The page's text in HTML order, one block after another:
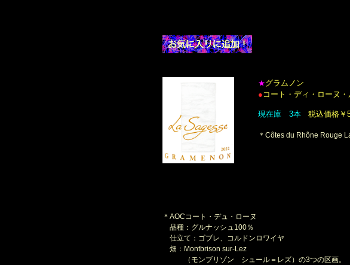
★グラムノン
● コート・ディ・ローヌ
現在庫 3本 税込価格￥
＊Côtes du Rhône Rouge
＊AOCコート・デュ・ローヌ
品種：グルナッシュ100％
仕立て：ゴブレ、コルドンロワイヤ
畑：Montbrison sur-Lez
（モンブリゾン シュール＝レズ）の3つの区画。